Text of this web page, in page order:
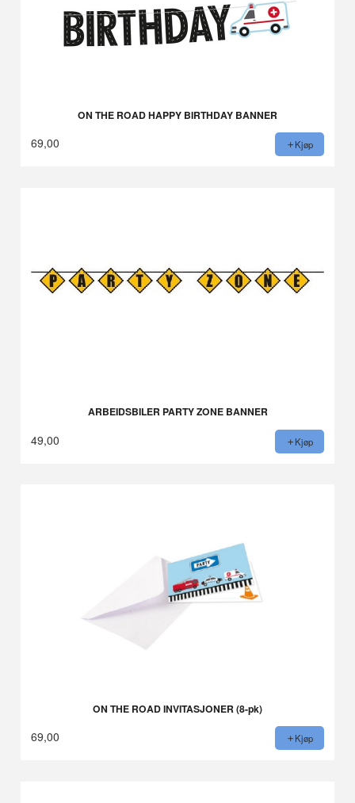
ON THE ROAD HAPPY BIRTHDAY BANNER
69,00 Kjøp
ARBEIDSBILER PARTY ZONE BANNER
49,00 Kjøp
ON THE ROAD INVITASJONER (8-pk)
69,00 Kjøp